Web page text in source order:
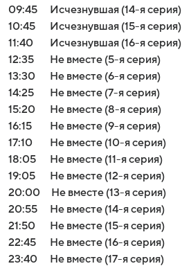
09:45
Исчезнувшая (14-я серия)
10:45
Исчезнувшая (15-я серия)
11:40
Исчезнувшая (16-я серия)
12:35
Не вместе (5-я серия)
13:30
Не вместе (6-я серия)
14:25
Не вместе (7-я серия)
15:20
Не вместе (8-я серия)
16:15
Не вместе (9-я серия)
17:10
Не вместе (10-я серия)
18:05
Не вместе (11-я серия)
19:05
Не вместе (12-я серия)
20:00
Не вместе (13-я серия)
20:55
Не вместе (14-я серия)
21:50
Не вместе (15-я серия)
22:45
Не вместе (16-я серия)
23:40
Не вместе (17-я серия)